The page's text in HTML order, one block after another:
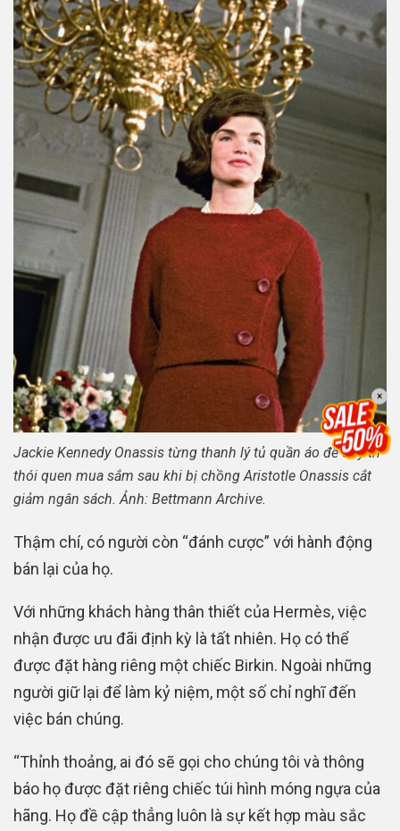
Jackie Kennedy Onassis từng thanh lý tủ quần áo để duy trì
thói quen mua sắm sau khi bị chồng Aristotle Onassis cắt
giảm ngân sách. Ảnh: Bettmann Archive.
Thậm chí, có người còn “đánh cược” với hành động
bán lại của họ.
Với những khách hàng thân thiết của Hermès, việc
nhận được ưu đãi định kỳ là tất nhiên. Họ có thể
được đặt hàng riêng một chiếc Birkin. Ngoài những
người giữ lại để làm kỷ niệm, một số chỉ nghĩ đến
việc bán chúng.
“Thỉnh thoảng, ai đó sẽ gọi cho chúng tôi và thông
báo họ được đặt riêng chiếc túi hình móng ngựa của
hãng. Họ đề cập thẳng luôn là sự kết hợp màu sắc
×